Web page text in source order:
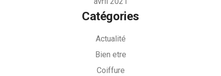
Catégories
Actualité
Bien etre
Coiffure